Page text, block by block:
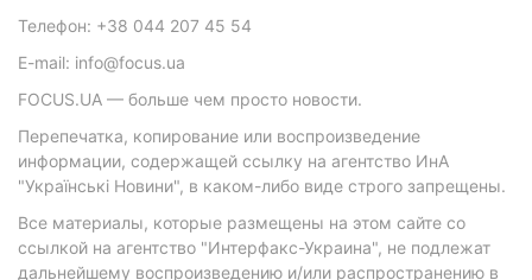
Телефон: +38 044 207 45 54
E-mail: info@focus.ua
FOCUS.UA — больше чем просто новости.
Перепечатка, копирование или воспроизведение
информации, содержащей ссылку на агентство ИнА
"Українські Новини", в каком-либо виде строго запрещены.
Все материалы, которые размещены на этом сайте со
ссылкой на агентство "Интерфакс-Украина", не подлежат
дальнейшему воспроизведению и/или распространению в